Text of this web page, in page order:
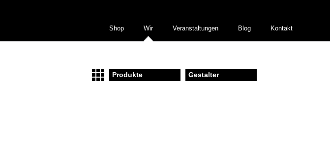
Shop Wir Veranstaltungen Blog Kontakt
Produkte Gestalter